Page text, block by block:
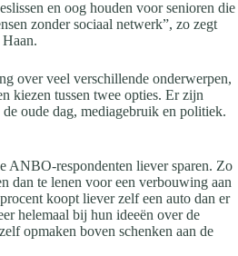
en oog houden voor senioren die
zonder sociaal netwerk”, zo zegt
over veel verschillende onderwerpen,
kiezen tussen twee opties. Er zijn
oude dag, mediagebruik en politiek.
ANBO-respondenten liever sparen. Zo
dan te lenen voor een verbouwing aan
koopt liever zelf een auto dan er
helemaal bij hun ideeën over de
opmaken boven schenken aan de